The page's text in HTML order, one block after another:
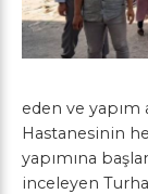
eden ve
Hastanesinin
yapımına
inceleyen